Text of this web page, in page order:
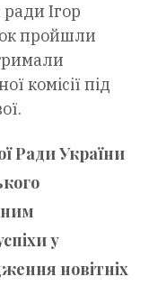
Ігор
пройшли
комісії під
Ради України
у
новітніх